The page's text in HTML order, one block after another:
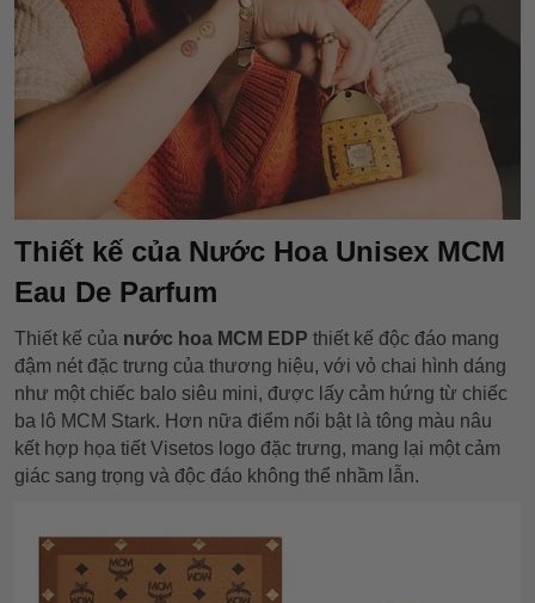
Thiết kế của Nước Hoa Unisex MCM
Eau De Parfum
Thiết kế của nước hoa MCM EDP thiết kế độc đáo mang
đậm nét đặc trưng của thương hiệu, với vỏ chai hình dáng
như một chiếc balo siêu mini, được lấy cảm hứng từ chiếc
ba lô MCM Stark. Hơn nữa điểm nổi bật là tông màu nâu
kết hợp họa tiết Visetos logo đặc trưng, mang lại một cảm
giác sang trọng và độc đáo không thể nhầm lẫn.